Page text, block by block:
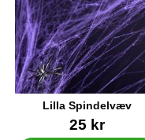
Lilla Spindelvæv
Varenr 1622625 kr